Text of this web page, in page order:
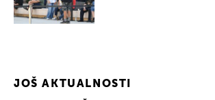
JOŠ AKTUALNOSTI